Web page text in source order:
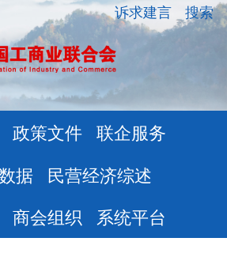
搜索
诉求建言
政策文件 联企服务
据 民营经济综述
商会组织 系统平台